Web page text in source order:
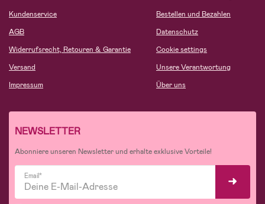
Kundenservice
AGB
Widerrufsrecht, Retouren & Garantie
Versand
Impressum
Bestellen und Bezahlen
Datenschutz
Cookie settings
Unsere Verantwortung
Über uns
NEWSLETTER
Abonniere unseren Newsletter und erhalte exklusive Vorteile!
Email*